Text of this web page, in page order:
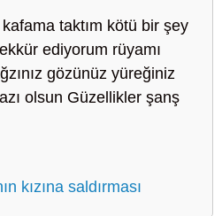
taktım kötü bir şey
ediyorum rüyamı
gözünüz yüreğiniz
olsun Güzellikler şanş
kızına saldırması